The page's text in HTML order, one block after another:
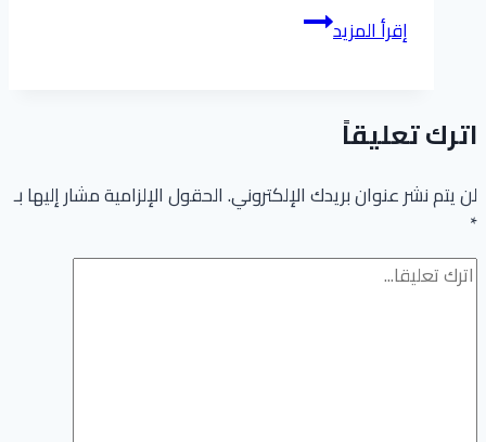
إقرأ المزيدشروط
موافقة
الدليل
للتقديم
اترك تعليقاً
لن يتم نشر عنوان بريدك الإلكتروني.الحقول الإلزامية مشار إليها بـ
*